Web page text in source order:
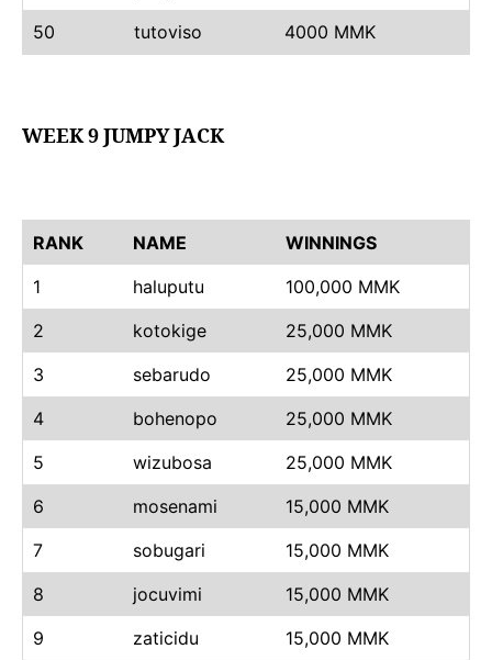
50
tutoviso 4000 MMK
WEEK 9 JUMPY JACK
RANK NAME
WINNINGS
1
haluputu
100,000 MMK
2
kotokige
25,000 MMK
3
sebarudo
25,000 MMK
4
bohenopo
25,000 MMK
5
wizubosa
25,000 MMK
6
mosenami
15,000 MMK
7
sobugari
15,000 MMK
8
jocuvimi
15,000 MMK
9
zaticidu
15,000 MMK